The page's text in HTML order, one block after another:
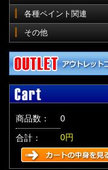
各種ペイント関連
その他
商品数：
0
合計：
0円